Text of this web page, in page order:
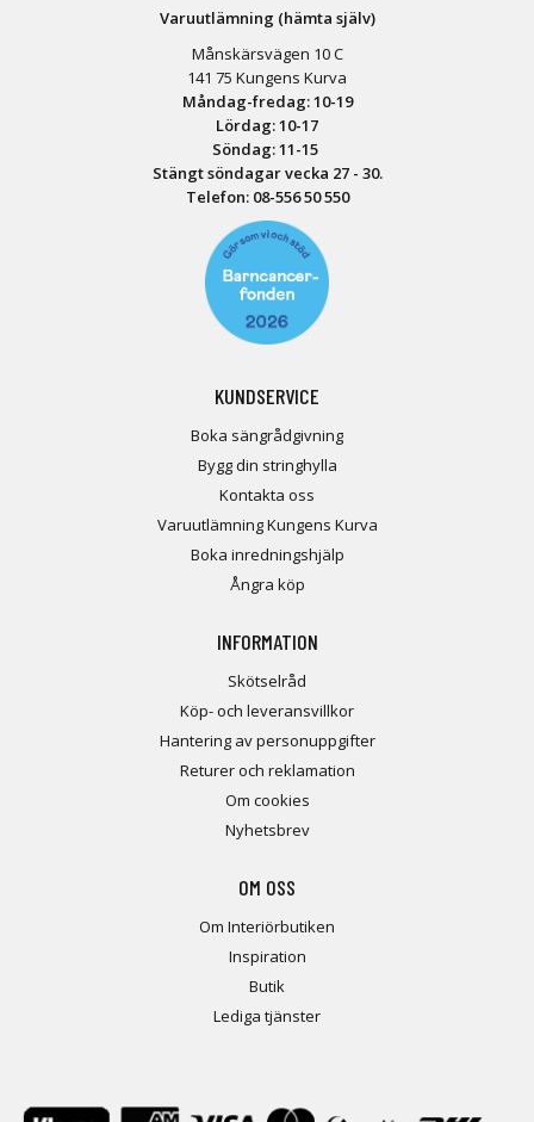
Varuutlämning (hämta själv)
Månskärsvägen 10 C
141 75 Kungens Kurva
Måndag-fredag: 10-19
Lördag: 10-17
Söndag: 11-15
Stängt söndagar vecka 27 - 30.
Telefon: 08-556 50 550
KUNDSERVICE
Boka sängrådgivning
Bygg din stringhylla
Kontakta oss
Varuutlämning Kungens Kurva
Boka inredningshjälp
Ångra köp
INFORMATION
Skötselråd
Köp- och leveransvillkor
Hantering av personuppgifter
Returer och reklamation
Om cookies
Nyhetsbrev
OM OSS
Om Interiörbutiken
Inspiration
Butik
Lediga tjänster